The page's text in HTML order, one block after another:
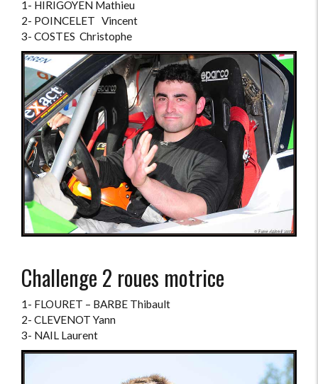
1- HIRIGOYEN Mathieu
2- POINCELET Vincent
3- COSTES Christophe
Challenge 2 roues motrice
1- FLOURET – BARBE Thibault
2- CLEVENOT Yann
3- NAIL Laurent